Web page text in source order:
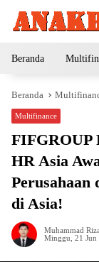
Beranda
Beranda
Multifinance
FIFGROUP
HR Asia
Perusahaan
di Asia!
Muhammad
Minggu, 21